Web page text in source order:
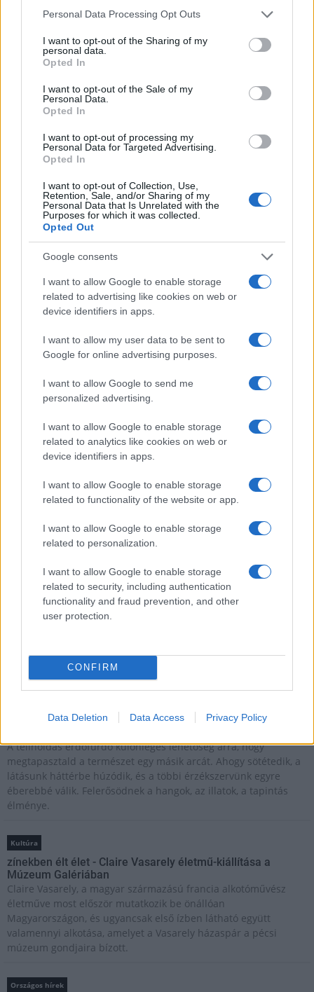
Please note that this website/app uses one or more Google
not limited to your visit or usage behaviour. You may click to
grant or deny consent to Google and its third-party tags to
use your data for below specified purposes in below Google
consent section.
Personal Data Processing Opt Outs
I want to opt-out of the Sharing of my
personal data.
Opted In
I want to opt-out of the Sale of my
Personal Data.
Opted In
I want to opt-out of processing my
Personal Data for Targeted Advertising.
Opted In
I want to opt-out of Collection, Use,
Retention, Sale, and/or Sharing of my
Personal Data that Is Unrelated with the
Purposes for which it was collected.
Opted Out
Google consents
I want to allow Google to enable storage
related to advertising like cookies on web or
device identifiers in apps.
I want to allow my user data to be sent to
Google for online advertising purposes.
I want to allow Google to send me
personalized advertising.
I want to allow Google to enable storage
related to analytics like cookies on web or
device identifiers in apps.
I want to allow Google to enable storage
related to functionality of the website or app.
I want to allow Google to enable storage
related to personalization.
I want to allow Google to enable storage
related to security, including authentication
functionality and fraud prevention, and other
user protection.
CONFIRM
Data Deletion Data Access Privacy Policy
Kultúra
Kihívások labirintusában
Túlfogyasztás napja - július 30-ra
felhasználta az emberiség a Föld egész
Aktuális
HÍRLEVÉL
E-mail cím
Feliratkozom a hírlevélre és elfogadom az
szabályzatot!
FELIRATKOZÁS
Ilyen még nem volt: most a gyerkőcök bulizhatnak a Káptalan
Kertben!
A világon évente mintegy 25 millió tonna őszibarack terem, Kína
- csaknem 17 millió tonnával - messze a legnagyobb termelő.
A teliholdas erdőfürdő különleges lehetőség arra, hogy
megtapasztald a természet egy másik arcát. Ahogy sötétedik, a
látásunk háttérbe húzódik, és a többi érzékszervünk egyre
éberebbé válik. Felerősödnek a hangok, az illatok, a tapintás
élménye.
Kultúra
zínekben élt élet - Claire Vasarely életmű-kiállítása a
Múzeum Galériában
Claire Vasarely, a magyar származású francia alkotóművész
életműve most először mutatkozik be önállóan
Magyarországon, és ugyancsak első ízben látható együtt
valamennyi alkotása, amelyet a Vasarely házaspár a pécsi
múzeum gondjaira bízott.
Országos hírek